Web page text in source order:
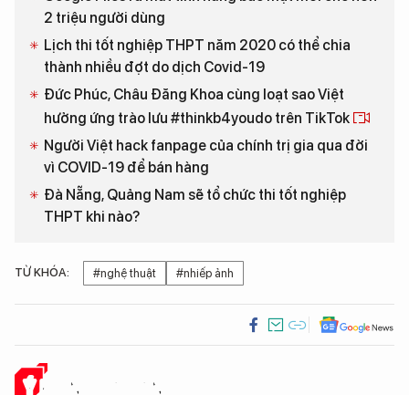
2 triệu người dùng
Lịch thi tốt nghiệp THPT năm 2020 có thể chia
thành nhiều đợt do dịch Covid-19
Đức Phúc, Châu Đăng Khoa cùng loạt sao Việt
hưởng ứng trào lưu #thinkb4youdo trên TikTok
Người Việt hack fanpage của chính trị gia qua đời
vì COVID-19 để bán hàng
Đà Nẵng, Quảng Nam sẽ tổ chức thi tốt nghiệp
THPT khi nào?
TỪ KHÓA: #nghệ thuật #nhiếp ảnh
Ý KIẾN CỦA BẠN